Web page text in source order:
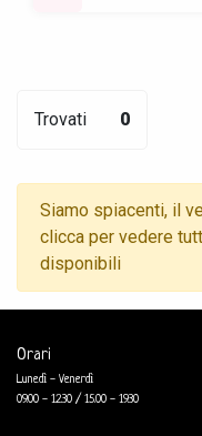
Trovati 0
Siamo spiacenti, il
clicca per vedere
disponibili
Orari
Lunedì - Venerdì
09.00 - 12.30 / 15.00 - 19.30